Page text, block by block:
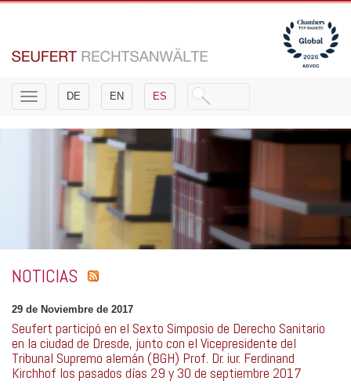
Toggle
navigation
DE EN ES
NOTICIAS
29 de Noviembre de 2017
Seufert participó en el Sexto Simposio de Derecho Sanitario
en la ciudad de Dresde, junto con el Vicepresidente del
Tribunal Supremo alemán (BGH) Prof. Dr. iur. Ferdinand
Kirchhof los pasados días 29 y 30 de septiembre 2017